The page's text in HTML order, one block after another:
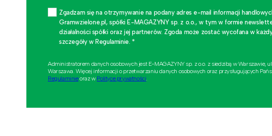
Zgadzam się na otrzymywanie na podany adres e-mail informacji
Gramwzielone.pl, spółki E-MAGAZYNY sp. z o.o., w tym w formie
działalności spółki oraz jej partnerów. Zgoda może zostać wycofana w
szczegóły w Regulaminie. *
Administratorem danych osobowych jest E-MAGAZYNY sp. z o.o. z siedzibą w
Warszawa. Więcej informacji o przetwarzaniu danych osobowych oraz przysługujących
Regulaminieoraz w Polityce prywatności